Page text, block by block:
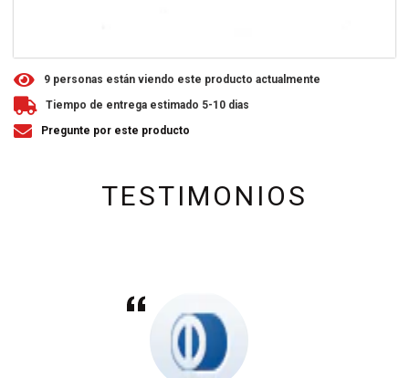
9 personas están viendo este producto actualmente
Tiempo de entrega estimado 5-10 dias
Pregunte por este producto
TESTIMONIOS